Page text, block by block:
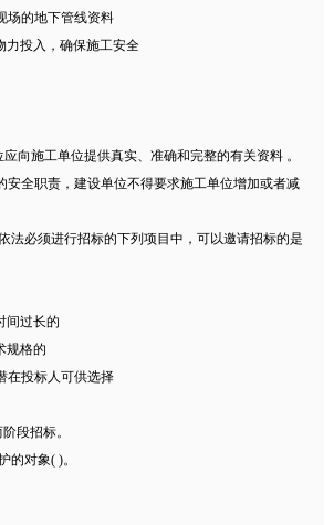
场的地下管线资料
力投入，确保施工安全
应向施工单位提供真实、准确和完整的有关资料 。
安全职责，建设单位不得要求施工单位增加或者减
法必须进行招标的下列项目中，可以邀请招标的是
间过长的
规格的
在投标人可供选择
段招标。
的对象( )。